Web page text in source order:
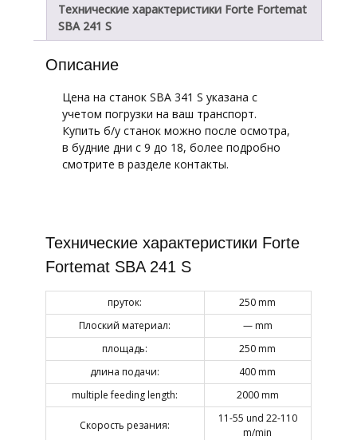
Технические характеристики Forte Fortemat
SBA 241 S
Описание
Цена на станок SBA 341 S указана с
учетом погрузки на ваш транспорт.
Купить б/у станок можно после осмотра,
в будние дни с 9 до 18, более подробно
смотрите в разделе контакты.
Технические характеристики Forte
Fortemat SBA 241 S
пруток:
250 mm
Плоский материал:
— mm
площадь:
250 mm
длина подачи:
400 mm
multiple feeding length:
2000 mm
Скорость резания:
11-55 und 22-110
m/min